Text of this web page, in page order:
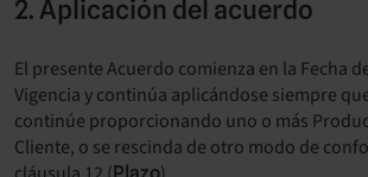
2. Aplicación del acuerdo
El presente Acuerdo comienza en la Fecha
Vigencia y continúa aplicándose siempre
continúe proporcionando uno o más
Cliente, o se rescinda de otro modo de